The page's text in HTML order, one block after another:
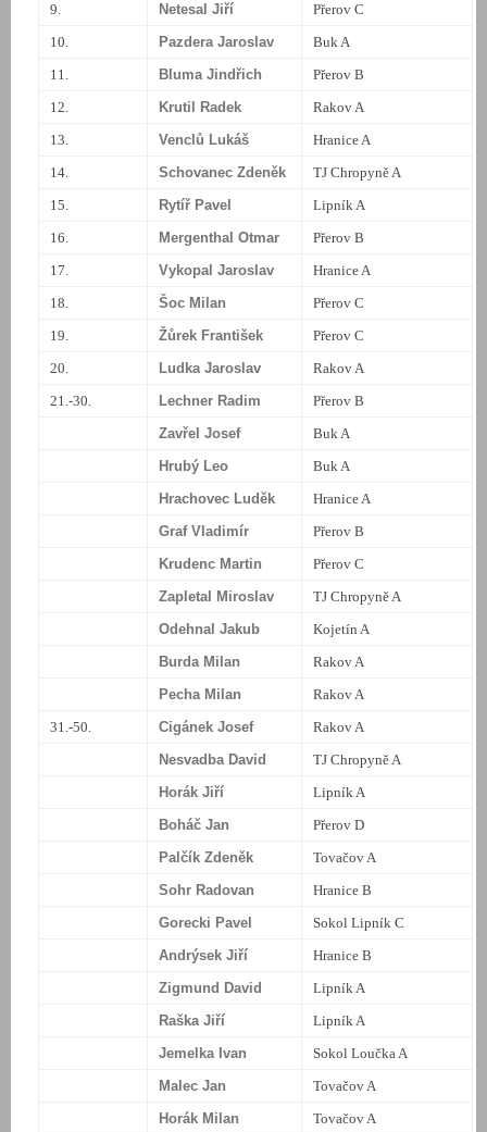
9.
Netesal Jiří
Přerov C
10.
Pazdera Jaroslav
Buk A
11.
Bluma Jindřich
Přerov B
12.
Krutil Radek
Rakov A
13.
Venclů Lukáš
Hranice A
14.
Schovanec Zdeněk
TJ Chropyně A
15.
Rytíř Pavel
Lipník A
16.
Mergenthal Otmar
Přerov B
17.
Vykopal Jaroslav
Hranice A
18.
Šoc Milan
Přerov C
19.
Žůrek František
Přerov C
20.
Ludka Jaroslav
Rakov A
21.-30.
Lechner Radim
Přerov B
Zavřel Josef
Buk A
Hrubý Leo
Buk A
Hrachovec Luděk
Hranice A
Graf Vladimír
Přerov B
Krudenc Martin
Přerov C
Zapletal Miroslav
TJ Chropyně A
Odehnal Jakub
Kojetín A
Burda Milan
Rakov A
Pecha Milan
Rakov A
31.-50.
Cigánek Josef
Rakov A
Nesvadba David
TJ Chropyně A
Horák Jiří
Lipník A
Boháč Jan
Přerov D
Palčík Zdeněk
Tovačov A
Sohr Radovan
Hranice B
Gorecki Pavel
Sokol Lipník C
Andrýsek Jiří
Hranice B
Zigmund David
Lipník A
Raška Jiří
Lipník A
Jemelka Ivan
Sokol Loučka A
Malec Jan
Tovačov A
Horák Milan
Tovačov A